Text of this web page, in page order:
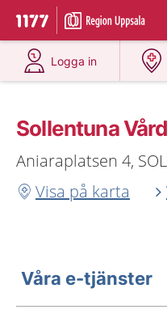
Till startsidan för 1177
Du har valt region
Logga in
på 1177.se
Sollentuna
Aniaraplatsen 4,
Visa på karta
Våra e-tjänster